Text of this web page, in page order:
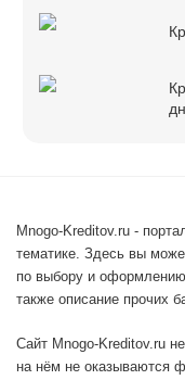
Mnogo-Kreditov.ru -
тематике. Здесь вы
по выбору и оформлению
также описание прочих
Сайт Mnogo-Kreditov.ru
на нём не оказываются